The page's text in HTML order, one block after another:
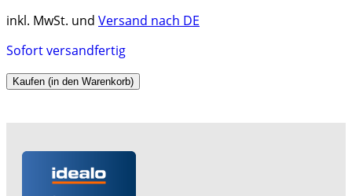
inkl. MwSt. und Versand nach DE
Sofort versandfertig
Kaufen (in den Warenkorb)